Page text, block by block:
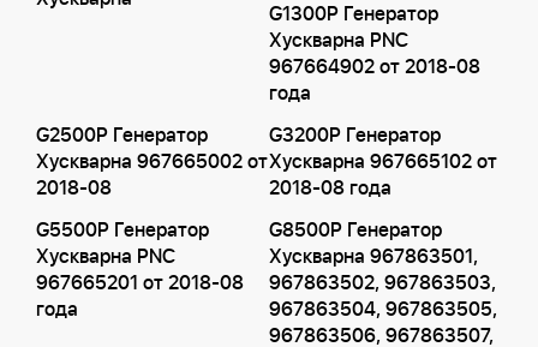
G1300P Генератор
Хускварна PNC
967664902 от 2018-08
года
G2500P Генератор
Хускварна 967665002 от
2018-08
G3200P Генератор
Хускварна 967665102 от
2018-08 года
G5500P Генератор
Хускварна PNC
967665201 от 2018-08
года
G8500P Генератор
Хускварна 967863501,
967863502, 967863503,
967863504, 967863505,
967863506, 967863507,